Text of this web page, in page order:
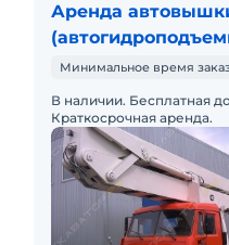
Аренда
(ПСС-121.28)
Минимальное время
В наличии. Бесплатная
Краткосрочная аренда.